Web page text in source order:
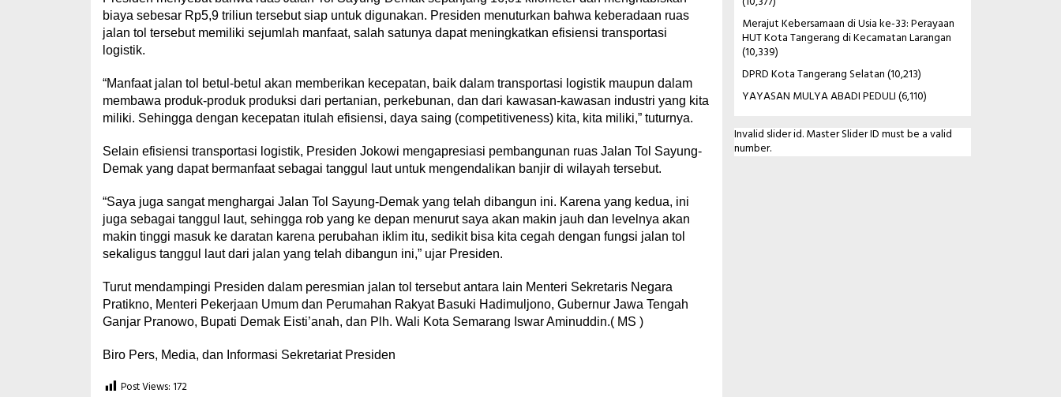
biaya sebesar Rp5,9 triliun tersebut siap untuk digunakan. Presiden menuturkan bahwa keberadaan ruas
jalan tol tersebut memiliki sejumlah manfaat, salah satunya dapat meningkatkan efisiensi transportasi
logistik.
“Manfaat jalan tol betul-betul akan memberikan kecepatan, baik dalam transportasi logistik maupun dalam
membawa produk-produk produksi dari pertanian, perkebunan, dan dari kawasan-kawasan industri yang kita
miliki. Sehingga dengan kecepatan itulah efisiensi, daya saing (competitiveness) kita, kita miliki,” tuturnya.
Selain efisiensi transportasi logistik, Presiden Jokowi mengapresiasi pembangunan ruas Jalan Tol Sayung-
Demak yang dapat bermanfaat sebagai tanggul laut untuk mengendalikan banjir di wilayah tersebut.
“Saya juga sangat menghargai Jalan Tol Sayung-Demak yang telah dibangun ini. Karena yang kedua, ini
juga sebagai tanggul laut, sehingga rob yang ke depan menurut saya akan makin jauh dan levelnya akan
makin tinggi masuk ke daratan karena perubahan iklim itu, sedikit bisa kita cegah dengan fungsi jalan tol
sekaligus tanggul laut dari jalan yang telah dibangun ini,” ujar Presiden.
Turut mendampingi Presiden dalam peresmian jalan tol tersebut antara lain Menteri Sekretaris Negara
Pratikno, Menteri Pekerjaan Umum dan Perumahan Rakyat Basuki Hadimuljono, Gubernur Jawa Tengah
Ganjar Pranowo, Bupati Demak Eisti’anah, dan Plh. Wali Kota Semarang Iswar Aminuddin.( MS )
Biro Pers, Media, dan Informasi Sekretariat Presiden
Post Views: 172
Merajut Kebersamaan di Usia ke-33: Perayaan
HUT Kota Tangerang di Kecamatan Larangan
(10,339)
DPRD Kota Tangerang Selatan(10,213)
YAYASAN MULYA ABADI PEDULI(6,110)
Invalid slider id. Master Slider ID must be a valid
number.